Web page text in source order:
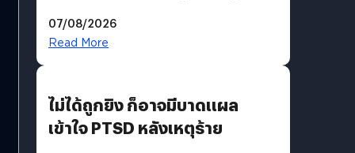
07/08/2026
Read More
ไม่ได้ถูกยิง ก็อาจมีบาดแผล
เข้าใจ PTSD หลังเหตุร้าย